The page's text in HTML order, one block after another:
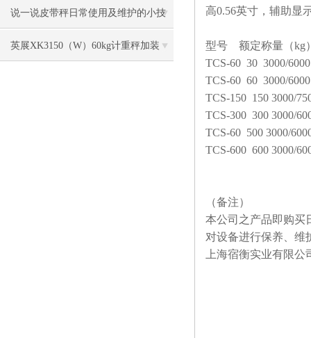
说一说皮带秤日常使用及维护的小技
巧
英展XK3150（W）60kg计重秤加装
高0.56英寸，辅助显
型号 额定称量（kg
TCS-60 30 3000/
TCS-60 60 3000/
TCS-150 150 3000/
TCS-300 300 3000/
TCS-60 500 3000/
TCS-600 600 3000/
（备注）
本公司之产品即购买
对设备进行保养、维
上海宿衡实业有限公